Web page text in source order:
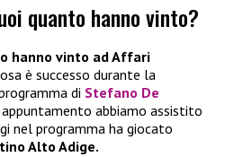
quanto hanno vinto?
hanno vinto ad Affari
è successo durante la
di Stefano De
abbiamo assistito
nel programma ha giocato
Alto Adige.